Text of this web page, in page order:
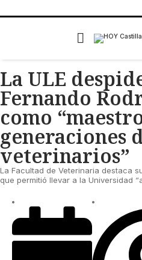
La ULE
Fernando
como
generaciones
veterinarios”
La Facultad de Veterinaria destaca
que permitió llevar a la Universidad